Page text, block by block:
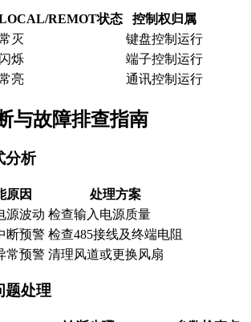
REMOT状态
控制权归属
灭
键盘控制运行
闪烁
端子控制运行
亮 通讯控制运行
与故障排查指南
分析
原因
处理方案
源波动 检查输入电源质量
断预警 检查485接线及终端电阻
常预警 清理风道或更换风扇
题处理